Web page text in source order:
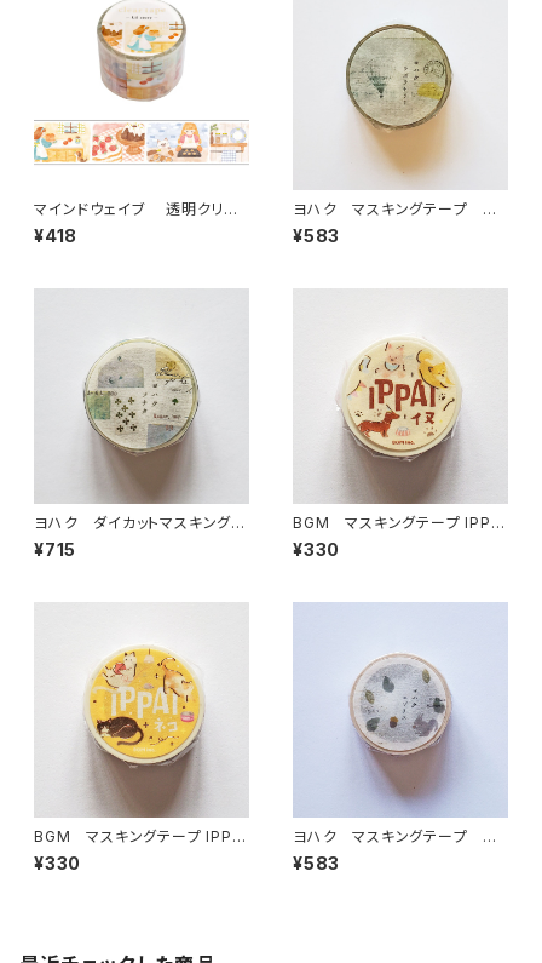
マインドウェイブ 透明クリア
テープ95692 リル ストーリー
baking scene 30mm
¥418
ヨハク マスキングテープ ラ
ボラトリー Y-189
¥583
ヨハク ダイカットマスキングテ
ープ ソナタ YD-006
¥715
BGM マスキングテープ IPPA
I・犬がいっぱい
¥330
BGM マスキングテープ IPPA
I・猫がいっぱい
¥330
ヨハク マスキングテープ エ
ゾリス Y-190
¥583